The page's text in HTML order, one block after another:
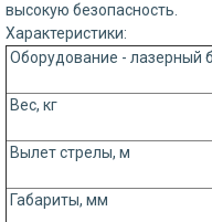
высокую безопасность.
Характеристики:
Оборудование - лазерный
Вес, кг
Вылет стрелы, м
Габариты, мм